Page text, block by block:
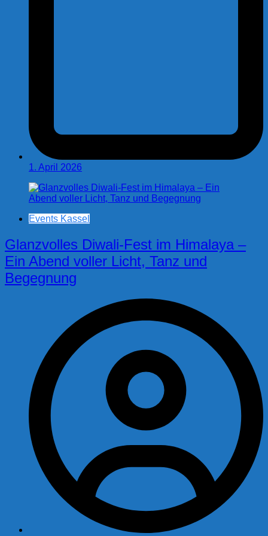
1. April 2026
Events Kassel
Glanzvolles Diwali-Fest im Himalaya –
Ein Abend voller Licht, Tanz und
Begegnung